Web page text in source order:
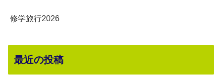
修学旅行2026
最近の投稿